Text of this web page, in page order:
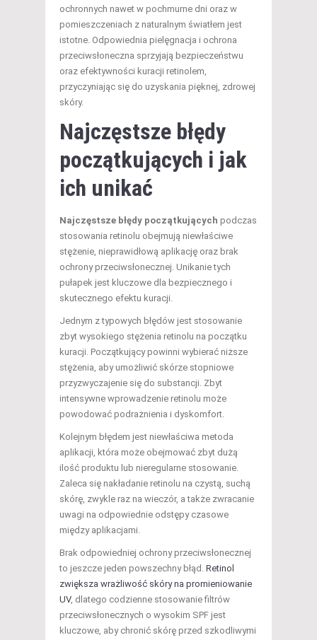
ochronnych nawet w pochmurne dni oraz w
pomieszczeniach z naturalnym światłem jest
istotne. Odpowiednia pielęgnacja i ochrona
przeciwsłoneczna sprzyjają bezpieczeństwu
oraz efektywności kuracji retinolem,
przyczyniając się do uzyskania pięknej, zdrowej
skóry.
Najczęstsze błędy
początkujących i jak
ich unikać
Najczęstsze błędy początkujących podczas
stosowania retinolu obejmują niewłaściwe
stężenie, nieprawidłową aplikację oraz brak
ochrony przeciwsłonecznej. Unikanie tych
pułapek jest kluczowe dla bezpiecznego i
skutecznego efektu kuracji.
Jednym z typowych błędów jest stosowanie
zbyt wysokiego stężenia retinolu na początku
kuracji. Początkujący powinni wybierać niższe
stężenia, aby umożliwić skórze stopniowe
przyzwyczajenie się do substancji. Zbyt
intensywne wprowadzenie retinolu może
powodować podrażnienia i dyskomfort.
Kolejnym błędem jest niewłaściwa metoda
aplikacji, która może obejmować zbyt dużą
ilość produktu lub nieregularne stosowanie.
Zaleca się nakładanie retinolu na czystą, suchą
skórę, zwykle raz na wieczór, a także zwracanie
uwagi na odpowiednie odstępy czasowe
między aplikacjami.
Brak odpowiedniej ochrony przeciwsłonecznej
to jeszcze jeden powszechny błąd. Retinol
zwiększa wrażliwość skóry na promieniowanie
UV, dlatego codzienne stosowanie filtrów
przeciwsłonecznych o wysokim SPF jest
kluczowe, aby chronić skórę przed szkodliwymi